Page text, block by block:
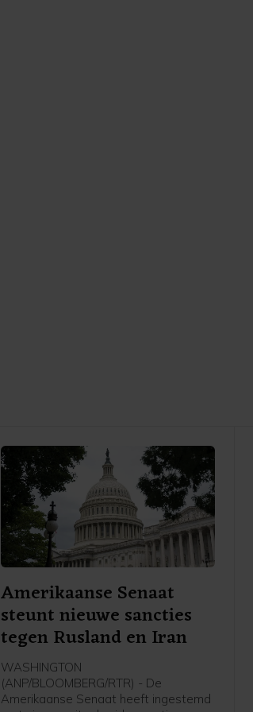
Amerikaanse Senaat
steunt nieuwe sancties
tegen Rusland en Iran
WASHINGTON
(ANP/BLOOMBERG/RTR) - De
Amerikaanse Senaat heeft ingestemd